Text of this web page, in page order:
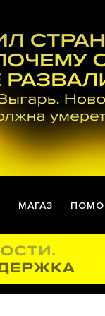
МАГАЗ